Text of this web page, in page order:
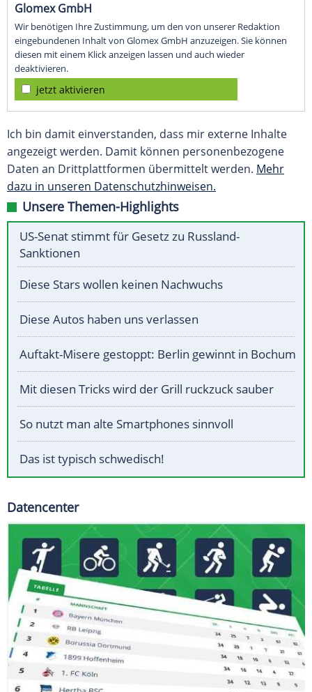
Glomex GmbH
Wir benötigen Ihre Zustimmung, um den von unserer Redaktion
eingebundenen Inhalt von Glomex GmbH anzuzeigen. Sie können
diesen mit einem Klick anzeigen lassen und auch wieder
deaktivieren.
jetzt aktivieren
Ich bin damit einverstanden, dass mir externe Inhalte
angezeigt werden. Damit können personenbezogene
Daten an Drittplattformen übermittelt werden. Mehr
dazu in unseren Datenschutzhinweisen.
Unsere Themen-Highlights
US-Senat stimmt für Gesetz zu Russland-
Sanktionen
Diese Stars wollen keinen Nachwuchs
Diese Autos haben uns verlassen
Auftakt-Misere gestoppt: Berlin gewinnt in Bochum
Mit diesen Tricks wird der Grill ruckzuck sauber
So nutzt man alte Smartphones sinnvoll
Das ist typisch schwedisch!
Datencenter